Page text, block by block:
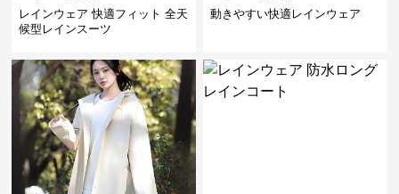
レインウェア 快適フィット 全天
候型レインスーツ
動きやすい快適レインウェア